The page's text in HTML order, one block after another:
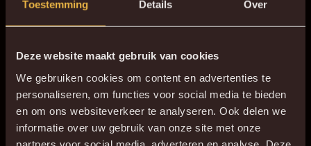
Toestemming Details Over
Deze website maakt gebruik van cookies
We gebruiken cookies om content en advertenties te
personaliseren, om functies voor social media te bieden
en om ons websiteverkeer te analyseren. Ook delen we
informatie over uw gebruik van onze site met onze